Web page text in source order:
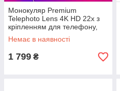
Монокуляр Premium
Telephoto Lens 4K HD 22x з
кріпленням для телефону,
триногою та футляр для
зберігання
Немає в наявності
1 799 ₴